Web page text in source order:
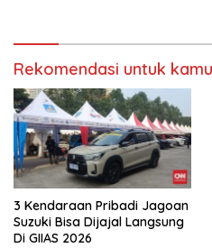
Rekomendasi untuk kamu
3 Kendaraan Pribadi Jagoan
Suzuki Bisa Dijajal Langsung
Di GIIAS 2026